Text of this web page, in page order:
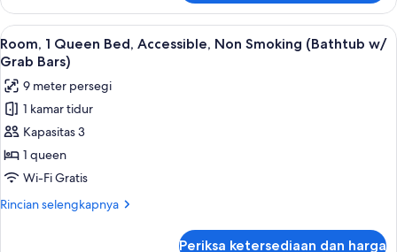
2
Queen
Beds,
Non
Lihat
semua
foto
untuk
Room,
1
Queen
Bed,
Accessible,
Room, 1 Queen Bed, Accessible,
5
Room, 1 Queen Bed, Accessible, Non Smoking (Bathtub w/
Grab Bars)
9 meter persegi
1 kamar tidur
Kapasitas 3
1 queen
Wi-Fi Gratis
Rincian selengkapnya
Rincian
Periksa ketersediaan dan harga